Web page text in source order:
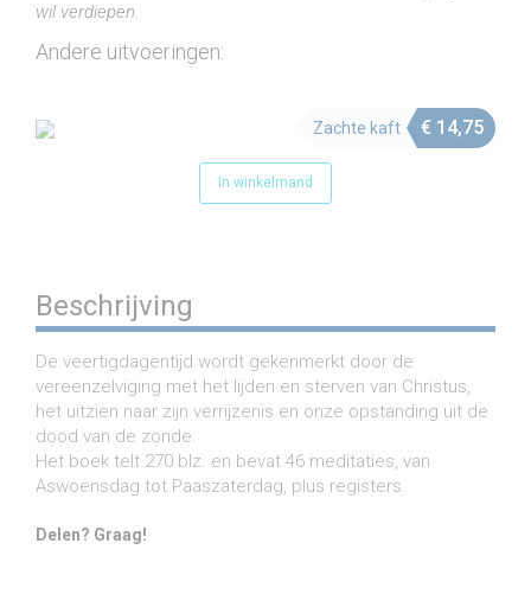
(e-
aantal
wil verdiepen.
Andere uitvoeringen:
€ 14,75
Zachte kaft
In winkelmand
Beschrijving
De veertigdagentijd wordt gekenmerkt door de
vereenzelviging met het lijden en sterven van Christus,
het uitzien naar zijn verrijzenis en onze opstanding uit de
dood van de zonde.
Het boek telt 270 blz. en bevat 46 meditaties, van
Aswoensdag tot Paaszaterdag, plus registers.
Delen? Graag!